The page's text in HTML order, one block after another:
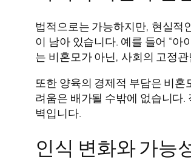
법적으로는 가능하지만, 현실적
이 남아 있습니다. 예를 들어 “
는 비혼모가 아닌, 사회의 고정
또한 양육의 경제적 부담은 비
려움은 배가될 수밖에 없습니다
벽입니다.
인식 변화와 가능